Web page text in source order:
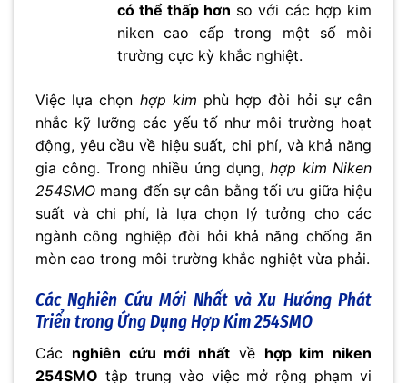
có thể thấp hơn so với các hợp kim
niken cao cấp trong một số môi
trường cực kỳ khắc nghiệt.
Việc lựa chọn hợp kim phù hợp đòi hỏi sự cân
nhắc kỹ lưỡng các yếu tố như môi trường hoạt
động, yêu cầu về hiệu suất, chi phí, và khả năng
gia công. Trong nhiều ứng dụng,hợp kim Niken
254SMO mang đến sự cân bằng tối ưu giữa hiệu
suất và chi phí, là lựa chọn lý tưởng cho các
ngành công nghiệp đòi hỏi khả năng chống ăn
mòn cao trong môi trường khắc nghiệt vừa phải.
Các Nghiên Cứu Mới Nhất và Xu Hướng Phát
Triển trong Ứng Dụng Hợp Kim 254SMO
Các nghiên cứu mới nhất về hợp kim niken
254SMO tập trung vào việc mở rộng phạm vi